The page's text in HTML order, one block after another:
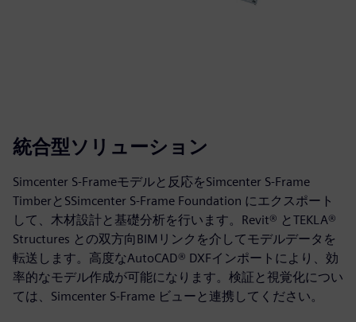
統合型ソリューション
Simcenter S-Frameモデルと反応をSimcenter S-Frame
TimberとSSimcenter S-Frame Foundation にエクスポート
して、木材設計と基礎分析を行います。Revit® とTEKLA®
Structures との双方向BIMリンクを介してモデルデータを
転送します。高度なAutoCAD® DXFインポートにより、効
率的なモデル作成が可能になります。検証と視覚化につい
ては、Simcenter S-Frame ビューと連携してください。